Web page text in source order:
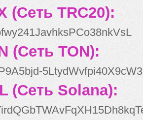
(Сеть TRC20):
(Сеть TON):
(Сеть Solana):